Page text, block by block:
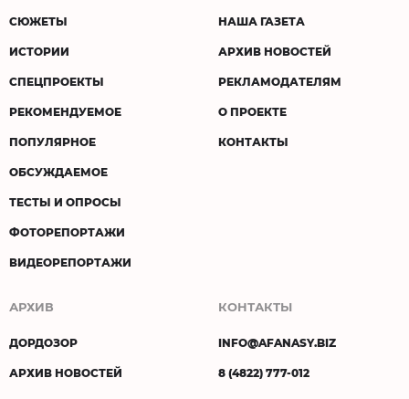
СЮЖЕТЫ
ИСТОРИИ
СПЕЦПРОЕКТЫ
РЕКОМЕНДУЕМОЕ
ПОПУЛЯРНОЕ
ОБСУЖДАЕМОЕ
ТЕСТЫ И ОПРОСЫ
ФОТОРЕПОРТАЖИ
ВИДЕОРЕПОРТАЖИ
НАША ГАЗЕТА
АРХИВ НОВОСТЕЙ
РЕКЛАМОДАТЕЛЯМ
О ПРОЕКТЕ
КОНТАКТЫ
АРХИВ
ДОРДОЗОР
АРХИВ НОВОСТЕЙ
КОНТАКТЫ
INFO@AFANASY.BIZ
8 (4822) 777-012